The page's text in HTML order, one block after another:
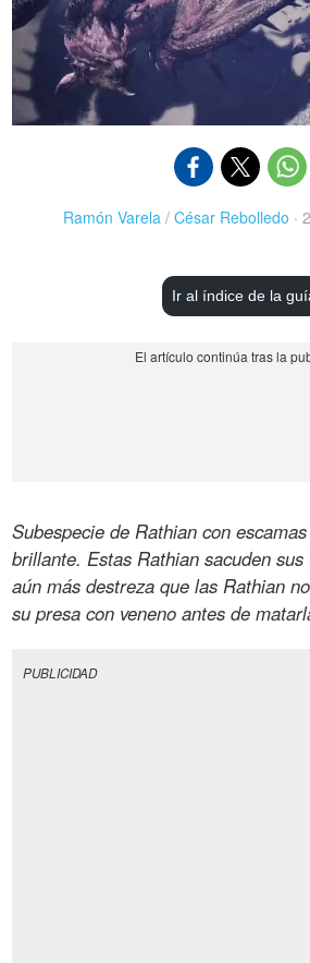
Ramón Varela / César Rebolledo ·
Ir al índice de la
Subespecie de Rathian con
brillante. Estas Rathian sacuden
aún más destreza que las Rathian
su presa con veneno antes de
PUBLICIDAD